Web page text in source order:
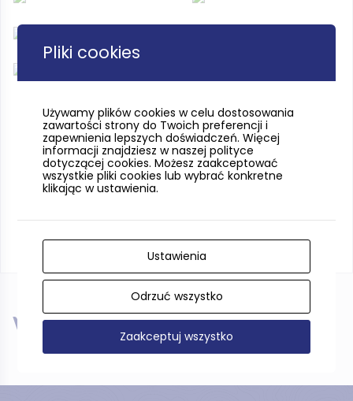
W pobliżu
Pliki cookies
Używamy plików cookies w celu dostosowania
zawartości strony do Twoich preferencji i
zapewnienia lepszych doświadczeń. Więcej
informacji znajdziesz w naszej polityce
dotyczącej cookies. Możesz zaakceptować
wszystkie pliki cookies lub wybrać konkretne
klikając w ustawienia.
Ustawienia
Odrzuć wszystko
Zaakceptuj wszystko